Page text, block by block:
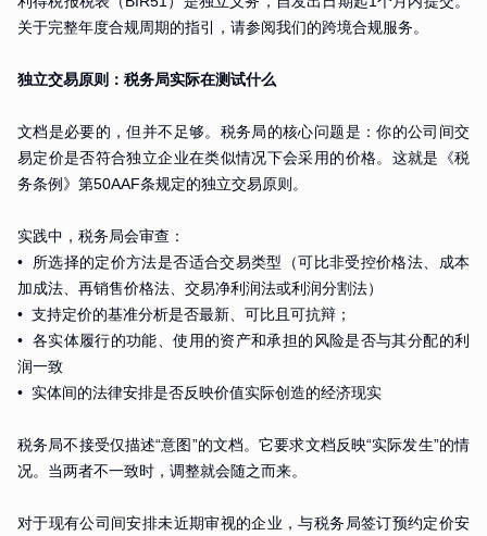
关于完整年度合规周期的指引，请参阅我们的跨境合规服务。
独立交易原则：税务局实际在测试什么
文档是必要的，但并不足够。税务局的核心问题是：你的公司间交
易定价是否符合独立企业在类似情况下会采用的价格。这就是《税
务条例》第50AAF条规定的独立交易原则。
实践中，税务局会审查：
• 所选择的定价方法是否适合交易类型（可比非受控价格法、成本
加成法、再销售价格法、交易净利润法或利润分割法）
• 支持定价的基准分析是否最新、可比且可抗辩；
• 各实体履行的功能、使用的资产和承担的风险是否与其分配的利
润一致
• 实体间的法律安排是否反映价值实际创造的经济现实
税务局不接受仅描述“意图”的文档。它要求文档反映“实际发生”的情
况。当两者不一致时，调整就会随之而来。
对于现有公司间安排未近期审视的企业，与税务局签订预约定价安